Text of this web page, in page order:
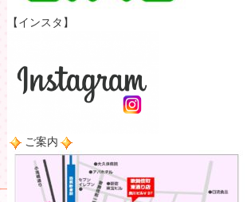
【インスタ】
ご案内